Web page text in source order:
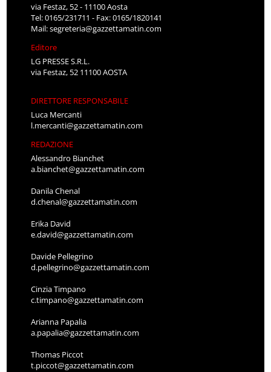
via Festaz, 52 - 11100 Aosta
Tel: 0165/231711 - Fax: 0165/1820141
Mail:segreteria@gazzettamatin.com
Editore
LG PRESSE S.R.L.
via Festaz, 52 11100 AOSTA
DIRETTORE RESPONSABILE
Luca Mercanti
l.mercanti@gazzettamatin.com
REDAZIONE
Alessandro Bianchet
a.bianchet@gazzettamatin.com
Danila Chenal
d.chenal@gazzettamatin.com
Erika David
e.david@gazzettamatin.com
Davide Pellegrino
d.pellegrino@gazzettamatin.com
Cinzia Timpano
c.timpano@gazzettamatin.com
Arianna Papalia
a.papalia@gazzettamatin.com
Thomas Piccot
t.piccot@gazzettamatin.com